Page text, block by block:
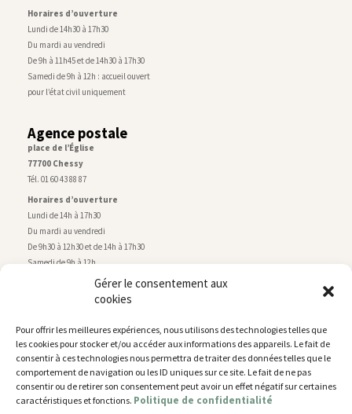
Gérer le consentement aux
cookies
Pour offrir les meilleures expériences, nous utilisons des technologies telles que
les cookies pour stocker et/ou accéder aux informations des appareils. Le fait de
consentir à ces technologies nous permettra de traiter des données telles que le
comportement de navigation ou les ID uniques sur ce site. Le fait de ne pas
consentir ou de retirer son consentement peut avoir un effet négatif sur certaines
caractéristiques et fonctions. Politique de confidentialité
Horaires d’ouverture
Lundi de 14h30 à 17h30
Du mardi au vendredi
De 9h à 11h45 et de 14h30 à 17h30
Samedi de 9h à 12h : accueil ouvert
pour l’état civil uniquement
Agence postale
place de l’Église
77700 Chessy
Tél. 01 60 43 88 87
Horaires d’ouverture
Lundi de 14h à 17h30
Du mardi au vendredi
De 9h30 à 12h30 et de 14h à 17h30
Samedi de 9h à 12h
Service technique
rue de Montry–77700 Chessy
Tél. 01 60 43 52 63
Horaires d’ouverture
Lundi, mardi et jeudi
De 9h à 11h45 et de 14h30 à 17h30